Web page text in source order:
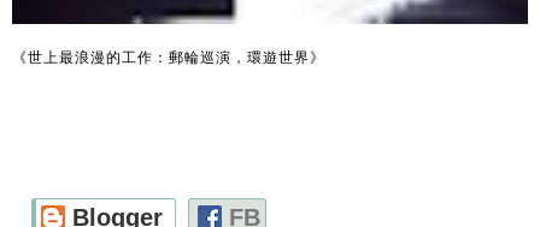
《世上最浪漫的工作：郵輪巡演，環遊世界》
Blogger FB